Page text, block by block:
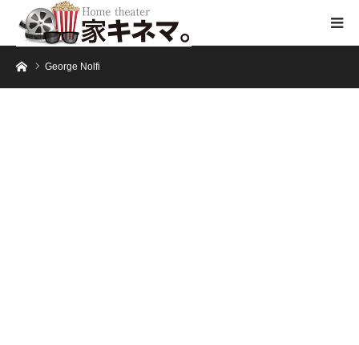
ホームGeorge Nolfi